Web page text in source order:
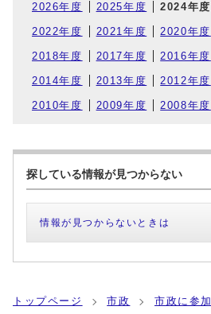
2026年度 2025年度 2024年度
2022年度 2021年度 2020年度
2018年度 2017年度 2016年度
2014年度 2013年度 2012年度
2010年度 2009年度 2008年度
探している情報が見つからない
情報が見つからないときは
トップページ 市政
市政に参加